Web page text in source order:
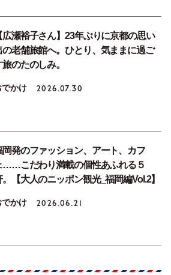
広瀬裕子さん】23年ぶりに京都の思い
の老舗旅館へ。ひとり、気ままに過ご
旅のたのしみ。
でかけ 2026.07.30
岡発のファッション、アート、カフ
……こだわり満載の個性あふれる５
。【大人のニッポン観光_福岡編Vol.2】
でかけ 2026.06.21